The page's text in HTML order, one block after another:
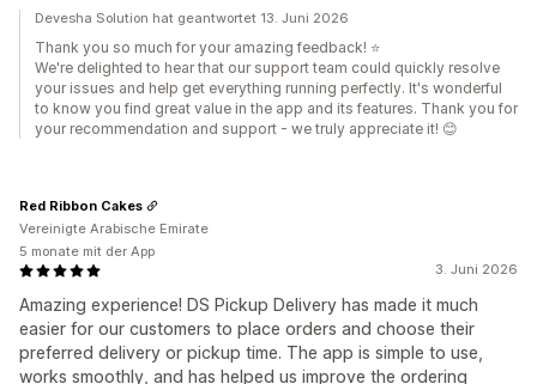
Devesha Solution hat geantwortet 13. Juni 2026
Thank you so much for your amazing feedback! ⭐
We're delighted to hear that our support team could quickly resolve
your issues and help get everything running perfectly. It's wonderful
to know you find great value in the app and its features. Thank you for
your recommendation and support - we truly appreciate it! 😊
3. Juni 2026
Amazing experience! DS Pickup Delivery has made it much
easier for our customers to place orders and choose their
preferred delivery or pickup time. The app is simple to use,
works smoothly, and has helped us improve the ordering
Red Ribbon Cakes
Vereinigte Arabische Emirate
5 monate mit der App